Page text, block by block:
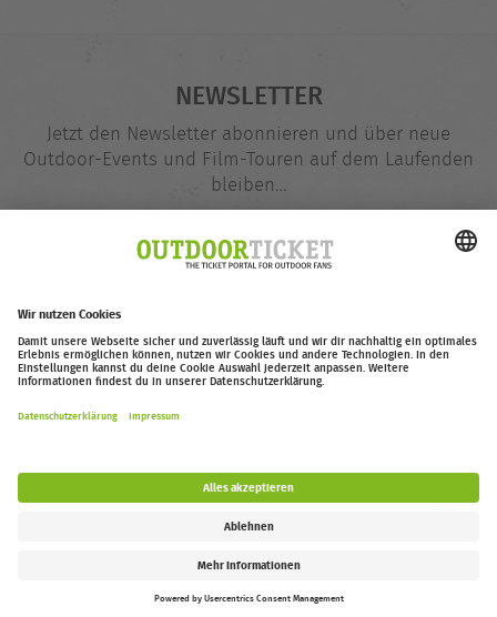
NEWSLETTER
Jetzt den Newsletter abonnieren und über neue
Outdoor-Events und Film-Touren auf dem Laufenden
bleiben…
Mail-
Adresse
outdoor-ticket.net– Ein Projekt von
Barrierefreiheitserklärung
Follow us: